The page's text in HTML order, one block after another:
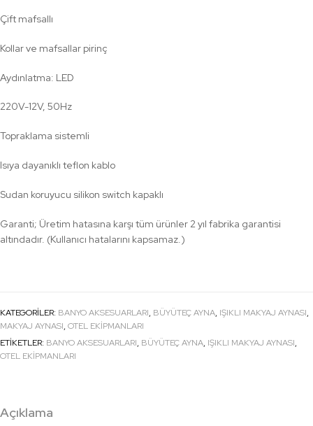
Çift mafsallı
Kollar ve mafsallar pirinç
Aydınlatma: LED
220V-12V, 50Hz
Topraklama sistemli
Isıya dayanıklı teflon kablo
Sudan koruyucu silikon switch kapaklı
Garanti; Üretim hatasına karşı tüm ürünler 2 yıl fabrika garantisi
altındadır. (Kullanıcı hatalarını kapsamaz.)
KATEGORILER: BANYO AKSESUARLARI, BÜYÜTEÇ AYNA, IŞIKLI MAKYAJ AYNASI,
MAKYAJ AYNASI, OTEL EKIPMANLARI
ETIKETLER: BANYO AKSESUARLARI, BÜYÜTEÇ AYNA, IŞIKLI MAKYAJ AYNASI,
OTEL EKİPMANLARI
Açıklama